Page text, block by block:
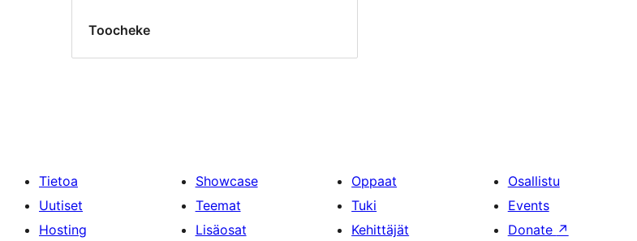
Toocheke
Tietoa
Uutiset
Hosting
Showcase
Teemat
Lisäosat
Oppaat
Tuki
Kehittäjät
Osallistu
Events
Donate ↗